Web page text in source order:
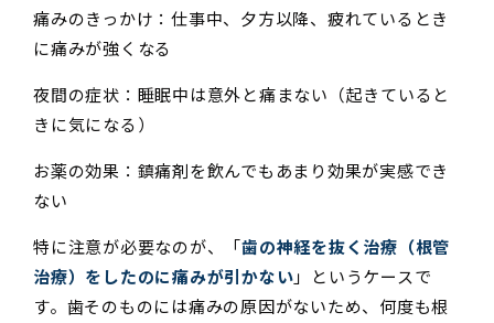
痛みのきっかけ：仕事中、夕方以降、疲れているとき
に痛みが強くなる
夜間の症状：睡眠中は意外と痛まない（起きていると
きに気になる）
お薬の効果：鎮痛剤を飲んでもあまり効果が実感でき
ない
特に注意が必要なのが、「歯の神経を抜く治療（根管
治療）をしたのに痛みが引かない」というケースで
す。歯そのものには痛みの原因がないため、何度も根